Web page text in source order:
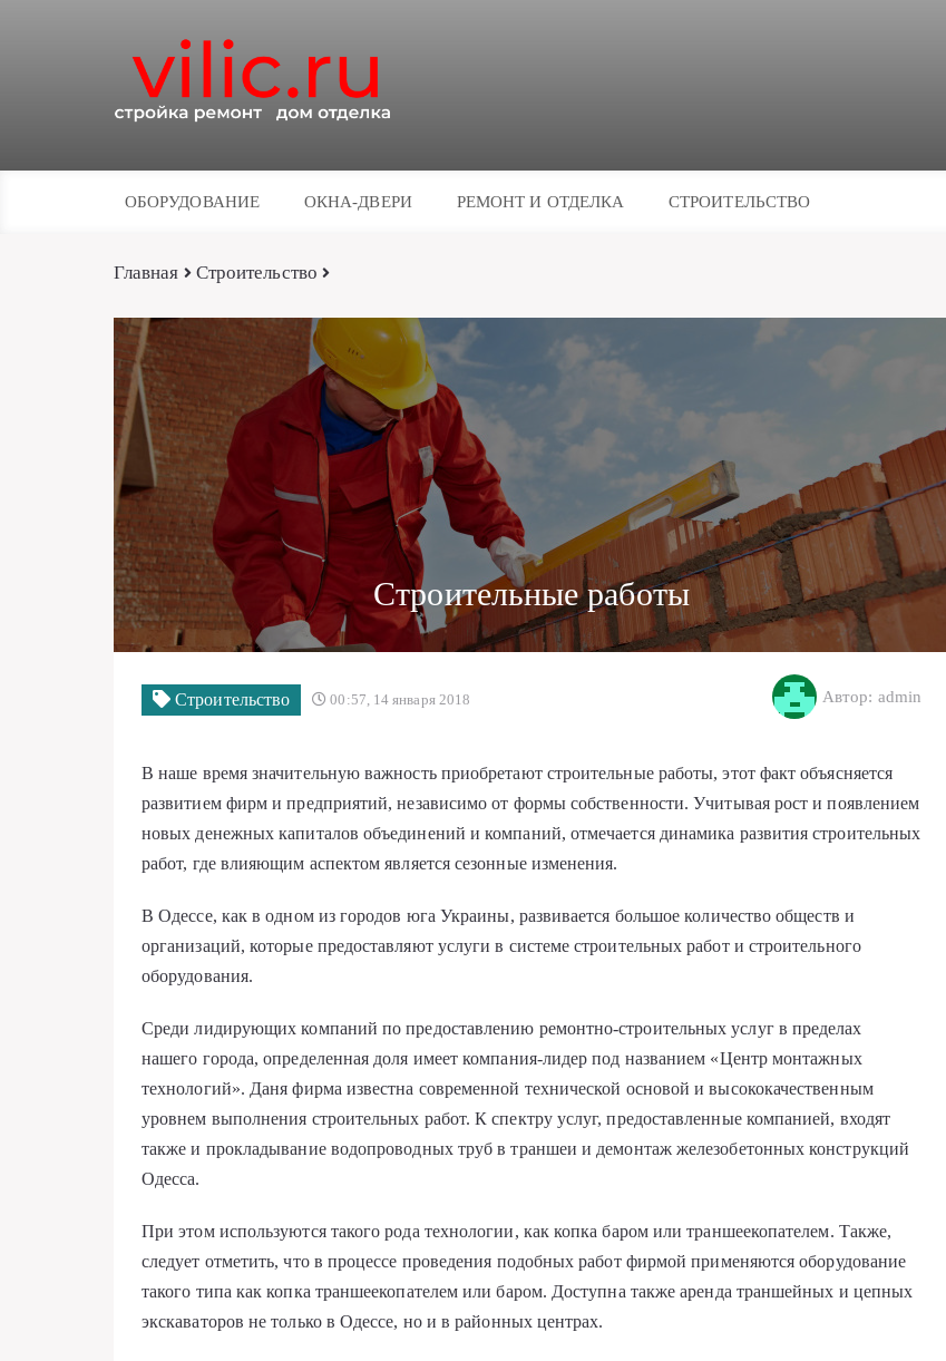
ОБОРУДОВАНИЕ ОКНА-ДВЕРИ РЕМОНТ И ОТДЕЛКА СТРОИТЕЛЬСТВО
Главная Строительство
Cтроительные работы
Строительство 00:57, 14 января 2018 Автор: admin
В наше время значительную важность приобретают строительные работы, этот факт объясняется
развитием фирм и предприятий, независимо от формы собственности. Учитывая рост и появлением
новых денежных капиталов объединений и компаний, отмечается динамика развития строительных
работ, где влияющим аспектом является сезонные изменения.
В Одессе, как в одном из городов юга Украины, развивается большое количество обществ и
организаций, которые предоставляют услуги в системе строительных работ и строительного
оборудования.
Среди лидирующих компаний по предоставлению ремонтно-строительных услуг в пределах
нашего города, определенная доля имеет компания-лидер под названием «Центр монтажных
технологий». Даня фирма известна современной технической основой и высококачественным
уровнем выполнения строительных работ. К спектру услуг, предоставленные компанией, входят
также и прокладывание водопроводных труб в траншеи и демонтаж железобетонных конструкций
Одесса.
При этом используются такого рода технологии, как копка баром или траншеекопателем. Также,
следует отметить, что в процессе проведения подобных работ фирмой применяются оборудование
такого типа как копка траншеекопателем или баром. Доступна также аренда траншейных и цепных
экскаваторов не только в Одессе, но и в районных центрах.